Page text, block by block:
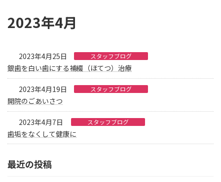
2023年4月
2023年4月25日 スタッフブログ
銀歯を白い歯にする補綴（ほてつ）治療
2023年4月19日 スタッフブログ
開院のごあいさつ
2023年4月7日 スタッフブログ
歯垢をなくして健康に
最近の投稿